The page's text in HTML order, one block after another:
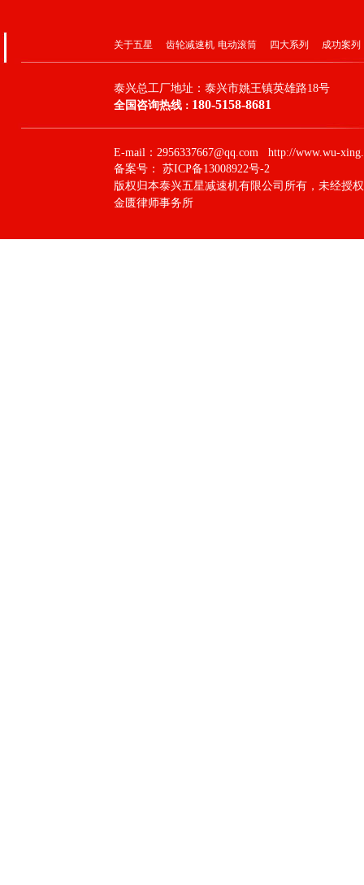
关于五星 齿轮减速机 电动滚筒 四大系列 成功案列
泰兴总工厂地址： 泰兴市姚王镇英雄路18号
全国咨询热线 ： 180-5158-8681
E-mail：2956337667@qq.com http://www.wu-
备案号： 苏ICP备13008922号-2
版权归本泰兴五星减速机有限公司所有，未经授
金匮律师事务所